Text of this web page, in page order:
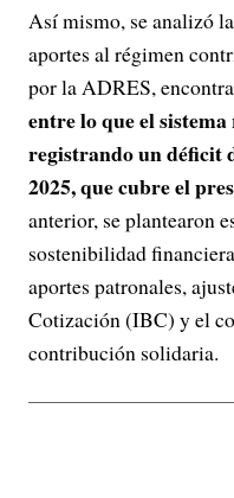
Así mismo, se analizó
aportes al régimen
por la ADRES,
entre lo que el
registrando un déficit
2025, que cubre el
anterior, se plantearon
sostenibilidad
aportes patronales,
Cotización (IBC) y el
contribución solidaria.